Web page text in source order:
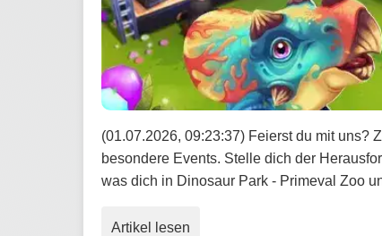
(01.07.2026, 09:23:37) Feierst du mit uns?
besondere Events. Stelle dich der
was dich in Dinosaur Park - Primeval Zoo
Artikel lesen